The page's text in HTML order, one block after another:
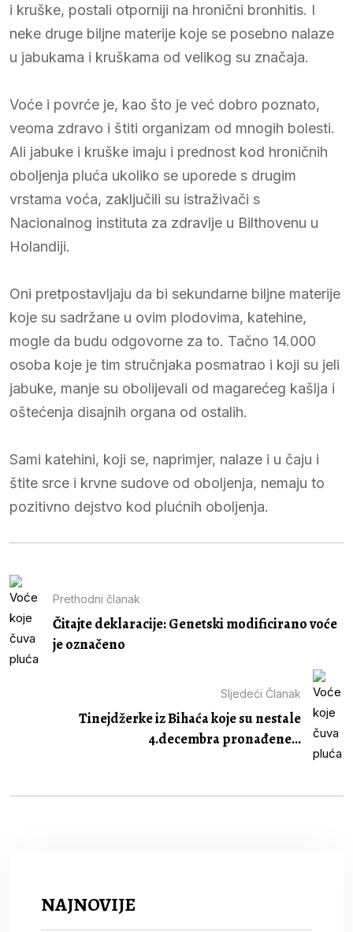
i kruške, postali otporniji na hronični bronhitis. I
neke druge biljne materije koje se posebno nalaze
u jabukama i kruškama od velikog su značaja.
Voće i povrće je, kao što je već dobro poznato,
veoma zdravo i štiti organizam od mnogih bolesti.
Ali jabuke i kruške imaju i prednost kod hroničnih
oboljenja pluća ukoliko se uporede s drugim
vrstama voća, zaključili su istraživači s
Nacionalnog instituta za zdravlje u Bilthovenu u
Holandiji.
Oni pretpostavljaju da bi sekundarne biljne materije
koje su sadržane u ovim plodovima, katehine,
mogle da budu odgovorne za to. Tačno 14.000
osoba koje je tim stručnjaka posmatrao i koji su jeli
jabuke, manje su obolijevali od magarećeg kašlja i
oštećenja disajnih organa od ostalih.
Sami katehini, koji se, naprimjer, nalaze i u čaju i
štite srce i krvne sudove od oboljenja, nemaju to
pozitivno dejstvo kod plućnih oboljenja.
Prethodni članak
Čitajte deklaracije: Genetski modificirano voće
je označeno
Sljedeći Članak
Tinejdžerke iz Bihaća koje su nestale
4.decembra pronađene...
NAJNOVIJE